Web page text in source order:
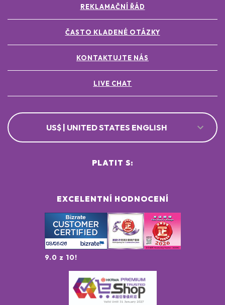
REKLAMAČNÍ ŘÁD
ČASTO KLADENÉ OTÁZKY
KONTAKTUJTE NÁS
LIVE CHAT
US$ | UNITED STATES ENGLISH
EXCELENTNÍ HODNOCENÍ
9.0 z 10!
PLATIT S: